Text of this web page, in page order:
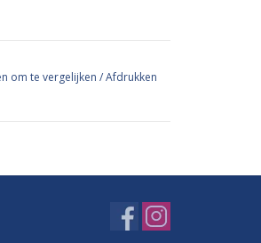
om te vergelijken /Afdrukken